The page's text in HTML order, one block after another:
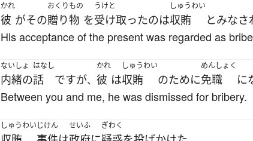
かれ
彼 がその
おくりもの
贈り物 を
うけと
受け取ったのは
しゅうわい
収賄 とみなさ
His acceptance of the present was regarded as
ないしょ
内緒の
はなし
話 ですが、
かれ
彼 は
しゅうわい
収賄 のために
めんしょく
免職 に
Between you and me, he was dismissed for bribery.
しゅうわいじけん せいふ ぎわく